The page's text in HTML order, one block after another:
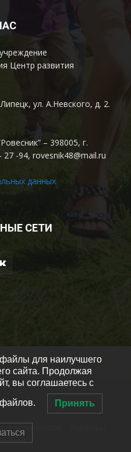
Центр развития
ул. А.Невского, д. 2.
– 398005, г.
-94, rovesnik48@mail.ru
данных
СЕТИ
состав
для наилучшего
сайта. Продолжая
вы соглашаетесь с
Принять